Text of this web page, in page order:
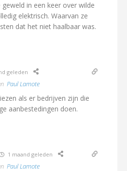
in een keer over wilde
elektrisch. Waarvan ze
dat het niet haalbaar was.
geleden
Paul Lamote
als er bedrijven zijn die
aanbestedingen doen.
1 maand geleden
Paul Lamote